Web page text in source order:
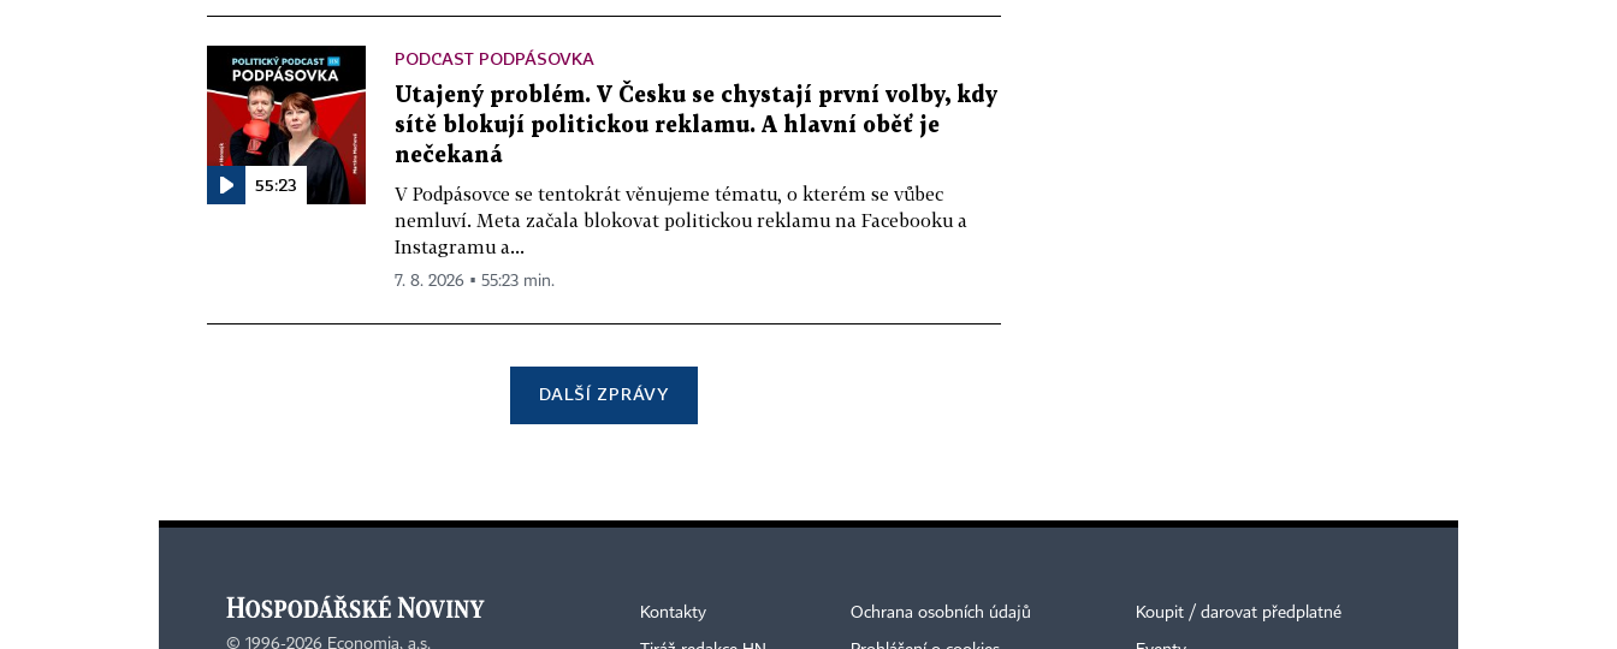
55:23
PODCAST PODPÁSOVKA
Utajený problém. V Česku se chystají první volby, kdy
sítě blokují politickou reklamu. A hlavní oběť je
nečekaná
V Podpásovce se tentokrát věnujeme tématu, o kterém se vůbec
nemluví. Meta začala blokovat politickou reklamu na Facebooku a
Instagramu a...
7. 8. 2026 ▪ 55:23 min.
DALŠÍ ZPRÁVY
© 1996-2026 Economia, a.s.
Kontakty Ochrana osobních údajů Koupit / darovat předplatné